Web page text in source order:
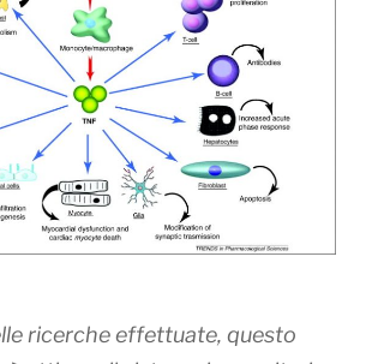
ricerche effettuate, questo